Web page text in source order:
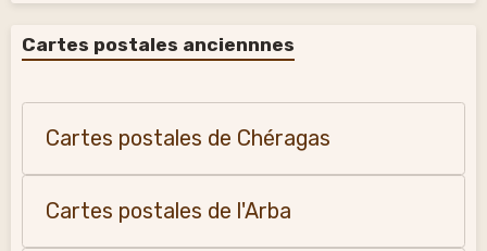
Cartes postales anciennnes
Cartes postales de Chéragas
Cartes postales de l'Arba